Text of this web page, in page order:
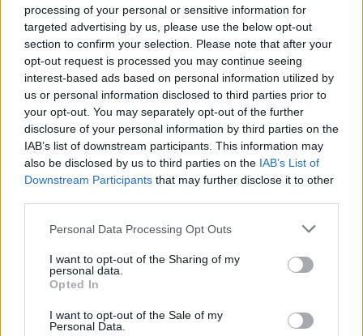
processing of your personal or sensitive information for
targeted advertising by us, please use the below opt-out
section to confirm your selection. Please note that after your
opt-out request is processed you may continue seeing
interest-based ads based on personal information utilized by
us or personal information disclosed to third parties prior to
your opt-out. You may separately opt-out of the further
disclosure of your personal information by third parties on the
IAB’s list of downstream participants. This information may
also be disclosed by us to third parties on the IAB’s List of
Downstream Participants that may further disclose it to other
Please note that this website/app uses one or more Google
not limited to your visit or usage behaviour. You may click to
grant or deny consent to Google and its third-party tags to
use your data for below specified purposes in below Google
consent section.
Personal Data Processing Opt Outs
I want to opt-out of the Sharing of my
personal data.
Opted In
I want to opt-out of the Sale of my
Personal Data.
Kép forrása: Twitter.com/kareemfarid
Pár nappal korábban a CNN egyik képszerkesztője is a
média figyelmének középpontjába került, miután
távozásra kényszerült 2011-ben posztolt antiszemita
bejegyzései miatt. Mohammed Elshamy csütörtökön
adta be felmondását, amiért korábban egy sor zsidó-
gyűlölő tweetet osztott meg.
„Négynél is több zsidó disznót ölt ma meg
Jeruzsálemben egy palesztin bombarobbanás” — írta
egy 2011-es terroristatámadást követően Elshamy, aki
idén januártól dolgozott a CNN-nél.